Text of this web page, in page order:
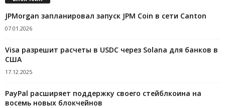
JPMorgan запланировал запуск JPM Coin в сети Canton
07.01.2026
Visa разрешит расчеты в USDC через Solana для банков в
США
17.12.2025
PayPal расширяет поддержку своего стейблкоина на
восемь новых блокчейнов